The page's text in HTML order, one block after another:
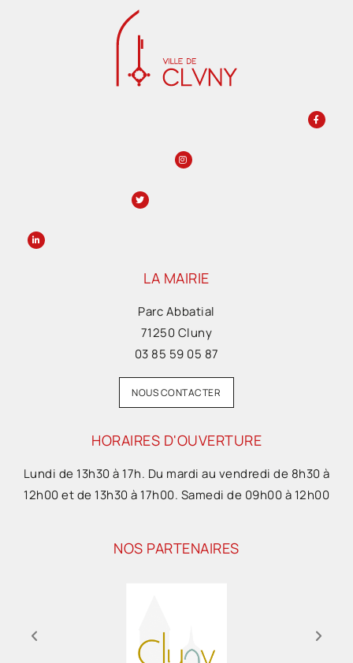
LA MAIRIE
Parc Abbatial
71250 Cluny
03 85 59 05 87
NOUS CONTACTER
HORAIRES D'OUVERTURE
Lundi de 13h30 à 17h. Du mardi au vendredi de 8h30 à
12h00 et de 13h30 à 17h00. Samedi de 09h00 à 12h00
NOS PARTENAIRES